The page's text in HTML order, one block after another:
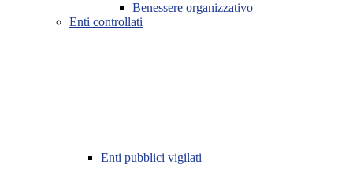
Benessere organizzativo
Enti controllati
Enti pubblici vigilati